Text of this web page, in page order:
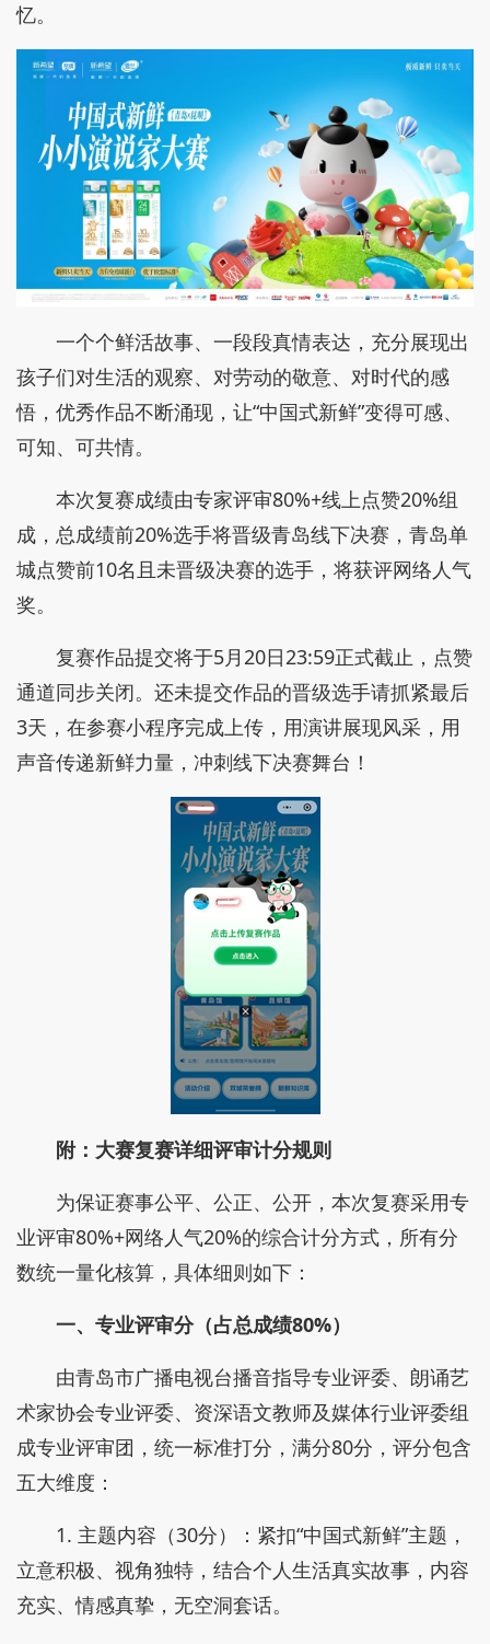
忆。
一个个鲜活故事、一段段真情表达，充分展现出
孩子们对生活的观察、对劳动的敬意、对时代的感
悟，优秀作品不断涌现，让“中国式新鲜”变得可感、
可知、可共情。
本次复赛成绩由专家评审80%+线上点赞20%组
成，总成绩前20%选手将晋级青岛线下决赛，青岛单
城点赞前10名且未晋级决赛的选手，将获评网络人气
奖。
复赛作品提交将于5月20日23:59正式截止，点赞
通道同步关闭。还未提交作品的晋级选手请抓紧最后
3天，在参赛小程序完成上传，用演讲展现风采，用
声音传递新鲜力量，冲刺线下决赛舞台！
附：大赛复赛详细评审计分规则
为保证赛事公平、公正、公开，本次复赛采用专
业评审80%+网络人气20%的综合计分方式，所有分
数统一量化核算，具体细则如下：
一、专业评审分（占总成绩80%）
由青岛市广播电视台播音指导专业评委、朗诵艺
术家协会专业评委、资深语文教师及媒体行业评委组
成专业评审团，统一标准打分，满分80分，评分包含
五大维度：
1. 主题内容（30分）：紧扣“中国式新鲜”主题，
立意积极、视角独特，结合个人生活真实故事，内容
充实、情感真挚，无空洞套话。